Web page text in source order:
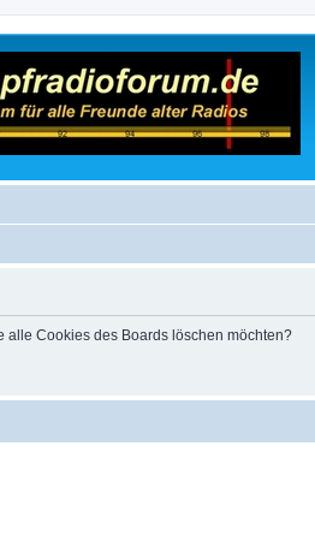
alle Cookies des Boards löschen möchten?